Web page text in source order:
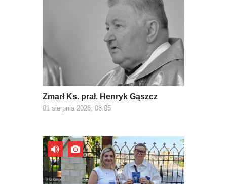
Zmarł Ks. prał. Henryk Gąszcz
01 sierpnia 2026, 08:05